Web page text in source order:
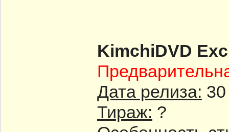
KimchiDVD
Дата релиза:
Тираж: ?